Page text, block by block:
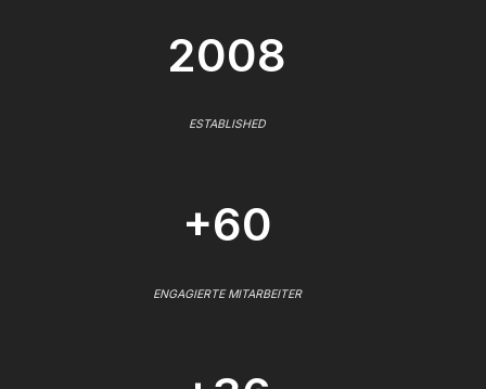
2008
ESTABLISHED
+60
ENGAGIERTE MITARBEITER